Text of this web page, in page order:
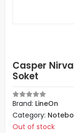
Casper
Soket
Brand: LineOn
Category:
Out of stock